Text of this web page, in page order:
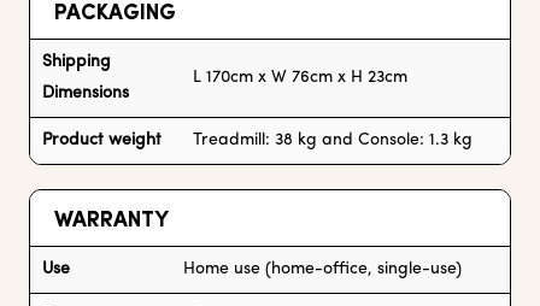
PACKAGING
Shipping
Dimensions
L 170cm x W 76cm x H 23cm
Product weight Treadmill: 38 kg and Console: 1.3 kg
WARRANTY
Use Home use (home-office, single-use)